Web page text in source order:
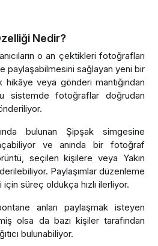
Nedir?
o an çektikleri fotoğrafları
paylaşabilmesini sağlayan yeni bir
veya gönderi mantığından
sistemde fotoğraflar doğrudan
bulunan Şipşak simgesine
ve anında bir fotoğraf
seçilen kişilere veya Yakın
Paylaşımlar düzenleme
süreç oldukça hızlı ilerliyor.
anları paylaşmak isteyen
olsa da bazı kişiler tarafından
bulunabiliyor.